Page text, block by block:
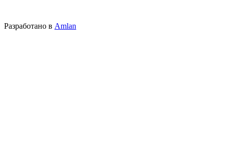
Разработано в Amlan